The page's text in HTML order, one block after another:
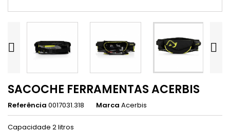
 
SACOCHE FERRAMENTAS ACERBIS
Referência 0017031.318 Marca Acerbis
Capacidade 2 litros